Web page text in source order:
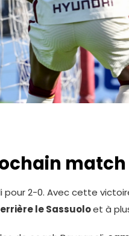
match
pour 2-0. Avec cette
le Sassuoloet à